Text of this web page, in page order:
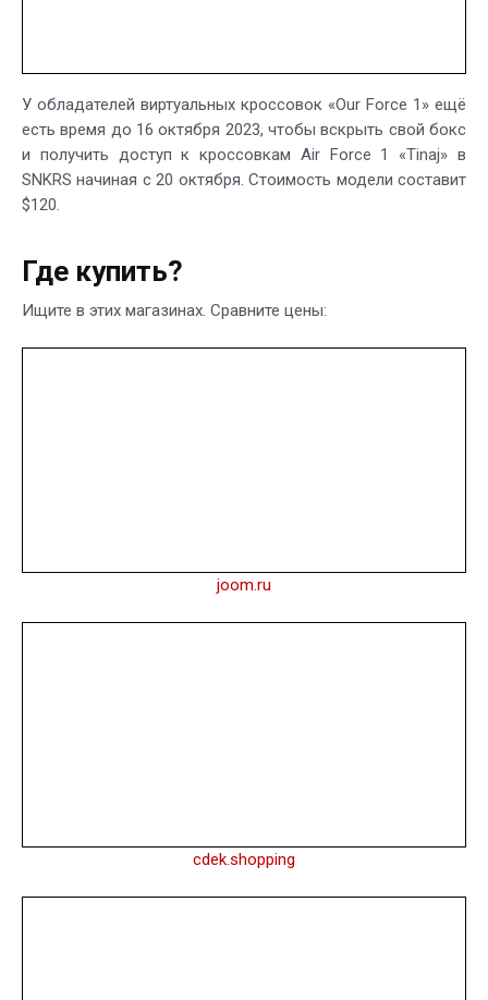
У обладателей виртуальных кроссовок «Our Force 1» ещё
есть время до 16 октября 2023, чтобы вскрыть свой бокс
и получить доступ к кроссовкам Air Force 1 «Tinaj» в
SNKRS начиная с 20 октября. Стоимость модели составит
$120.
Где купить?
Ищите в этих магазинах. Сравните цены:
joom.ru
cdek.shopping